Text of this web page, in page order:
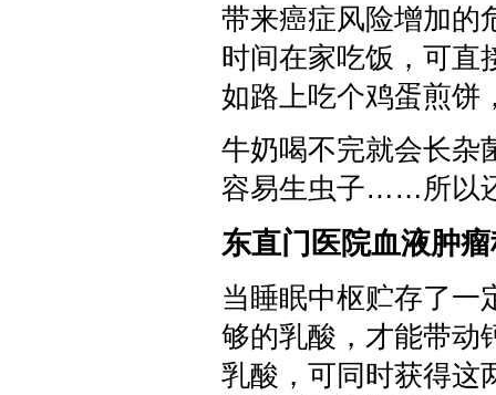
带来癌症风险增加的
时间在家吃饭，可直
如路上吃个鸡蛋煎饼
牛奶喝不完就会长杂
容易生虫子……所以
东直门医院血液肿
当睡眠中枢贮存了一
够的乳酸，才能带动
乳酸，可同时获得这